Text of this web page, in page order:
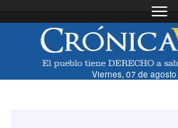
Viernes, 07 de